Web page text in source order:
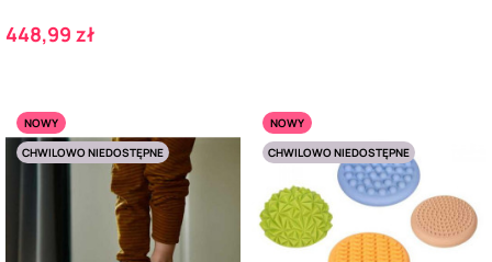
Cena
448,99 zł
NOWY
CHWILOWO NIEDOSTĘPNE
NOWY
CHWILOWO NIEDOSTĘPNE